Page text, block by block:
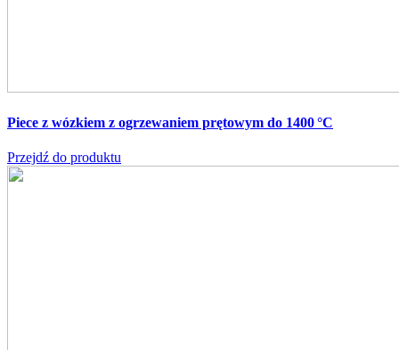
Piece z wózkiem z ogrzewaniem prętowym do 1400 °C
Przejdź do produktu